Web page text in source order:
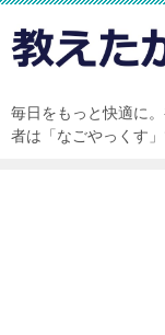
毎日をもっと快適に
者は「なごやっくす」